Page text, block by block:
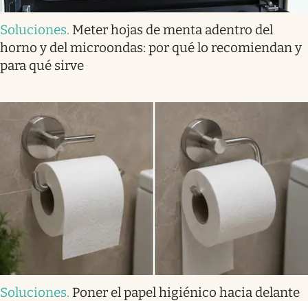
Soluciones. Meter hojas de menta adentro del
horno y del microondas: por qué lo recomiendan y
para qué sirve
Soluciones. Poner el papel higiénico hacia delante